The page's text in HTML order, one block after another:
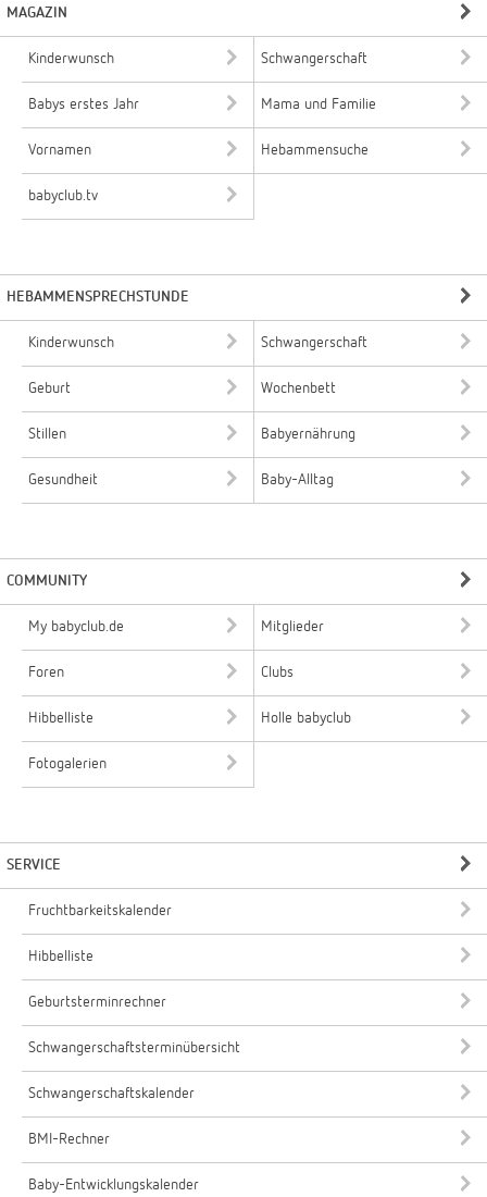
MAGAZIN
Kinderwunsch Schwangerschaft
Babys erstes Jahr Mama und Familie
Vornamen Hebammensuche
babyclub.tv
HEBAMMENSPRECHSTUNDE
Kinderwunsch Schwangerschaft
Geburt Wochenbett
Stillen Babyernährung
Gesundheit Baby-Alltag
COMMUNITY
My babyclub.de Mitglieder
Foren Clubs
Hibbelliste Holle babyclub
Fotogalerien
SERVICE
Fruchtbarkeitskalender
Hibbelliste
Geburtsterminrechner
Schwangerschaftsterminübersicht
Schwangerschaftskalender
BMI-Rechner
Baby-Entwicklungskalender